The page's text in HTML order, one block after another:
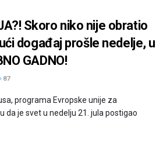
Skoro niko nije obratio
događaj prošle nedelje, u
GADNO!
87
programa Evropske unije za
da je svet u nedelju 21. jula postigao